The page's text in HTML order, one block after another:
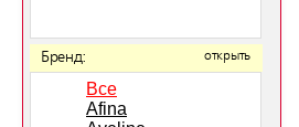
Бренд: открыть
Все
Afina